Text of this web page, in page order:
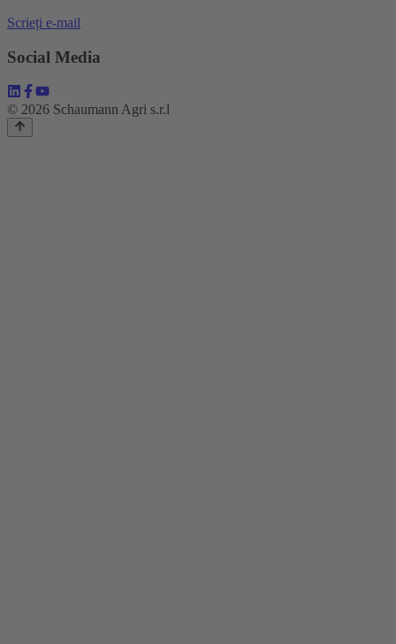
Scrieți e-mail
Social Media
© 2026 Schaumann Agri s.r.l